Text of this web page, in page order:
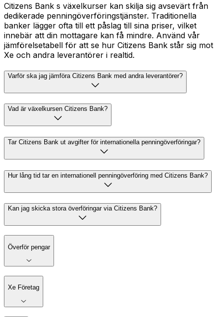
Citizens Bank s växelkurser kan skilja sig avsevärt från
dedikerade penningöverföringstjänster. Traditionella
banker lägger ofta till ett påslag till sina priser, vilket
innebär att din mottagare kan få mindre. Använd vår
jämförelsetabell för att se hur Citizens Bank står sig mot
Xe och andra leverantörer i realtid.
Varför ska jag jämföra Citizens Bank med andra leverantörer?
Vad är växelkursen Citizens Bank?
Tar Citizens Bank ut avgifter för internationella penningöverföringar?
Hur lång tid tar en internationell penningöverföring med Citizens Bank?
Kan jag skicka stora överföringar via Citizens Bank?
Överför pengar
Xe Företag